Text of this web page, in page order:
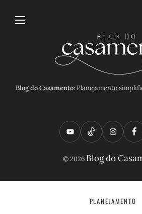
Blog do Casamento:Planejamento
Y
o
t
T
i
t
o
I
n
t
a
F
a
e
b
© 2026 Blog do
PLANEJAMENTO